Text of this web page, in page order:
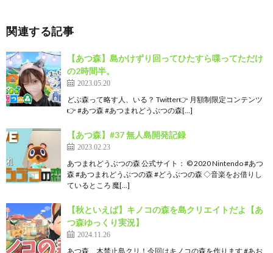
関連する記事
【あつ森】島かけずり回ってひたすら喋ってただけ
の2時間半。
2023.05.20
どぶ森って略す人、いる？ Twitter👉 月額制限定コンテンツ
👉 #あつ森 #あつまれどうぶつの森[…]
【あつ森】#37 無人島開発記録
2023.02.23
あつまれどうぶつの森 公式サイト： © 2020 Nintendo #あつ
森 #あつまれどうぶつの森 #どうぶつの森 ◇音楽をお借りし
ているところ 魔[…]
【秋といえば】キノコの森を島クリエイトだよ【あ
つ森ゆっくり実況】
2024.11.26
あつ森、木禁止島クリ！今回はキノコの森を作ります #あお